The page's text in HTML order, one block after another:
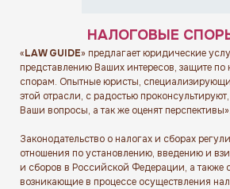
«LAW GUIDE» предлагает юридические
представлению Ваших интересов, защите по
спорам. Опытные юристы,
этой отрасли, с радостью
Ваши вопросы, а так же оценят перспективы».
Законодательство о налогах и сборах
отношения по установлению, введению и
и сборов в Российской Федерации, а также
возникающие в процессе осуществления
НАЛОГОВЫЕ